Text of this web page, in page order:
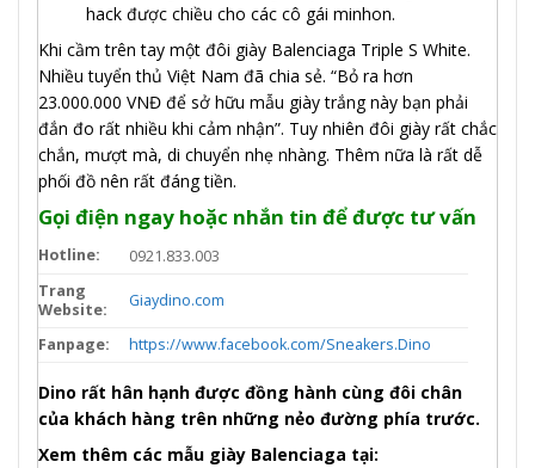
hack được chiều cho các cô gái minhon.
Khi cầm trên tay một đôi giày Balenciaga Triple S White.
Nhiều tuyển thủ Việt Nam đã chia sẻ. “Bỏ ra hơn
23.000.000 VNĐ để sở hữu mẫu giày trắng này bạn phải
đắn đo rất nhiều khi cảm nhận”. Tuy nhiên đôi giày rất chắc
chắn, mượt mà, di chuyển nhẹ nhàng. Thêm nữa là rất dễ
phối đồ nên rất đáng tiền.
Gọi điện ngay hoặc nhắn tin để được tư vấn
Hotline:
0921.833.003
Trang
Website:
Giaydino.com
Fanpage: https://www.facebook.com/Sneakers.Dino
Dino rất hân hạnh được đồng hành cùng đôi chân
của khách hàng trên những nẻo đường phía trước.
Xem thêm các mẫu giày Balenciaga tại: